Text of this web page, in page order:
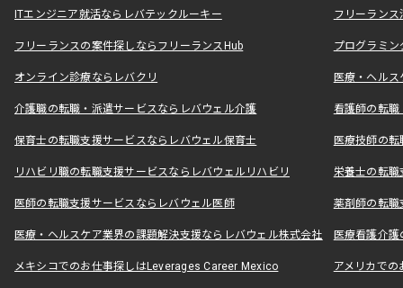
ITエンジニア就活ならレバテックルーキー フリーラン
フリーランスの案件探しならフリーランスHub プログラミ
オンライン診療ならレバクリ 医療・ヘル
介護職の転職・派遣サービスならレバウェル介護 看護師の転
保育士の転職支援サービスならレバウェル保育士 医療技師の
リハビリ職の転職支援サービスならレバウェルリハビリ 栄養士の転
医師の転職支援サービスならレバウェル医師 薬剤師の転
医療・ヘルスケア業界の課題解決支援ならレバウェル株式会社 医療看護介
メキシコでのお仕事探しはLeverages Career Mexico アメリカで